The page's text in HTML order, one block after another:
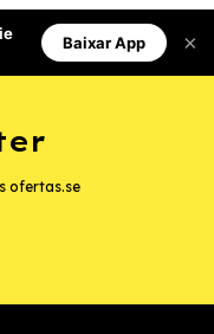
Baixar App ×
ofertas.se